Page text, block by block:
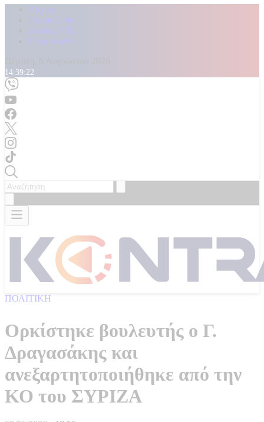
Αρχική
Kontra Live
Καταγγελίες
Επικοινωνία
14:39:25
ΠΟΛΙΤΙΚΗ
Ορκίστηκε βουλευτής ο Γ.
Δραγασάκης και
ανεξαρτητοποιήθηκε από την
ΚΟ του ΣΥΡΙΖΑ